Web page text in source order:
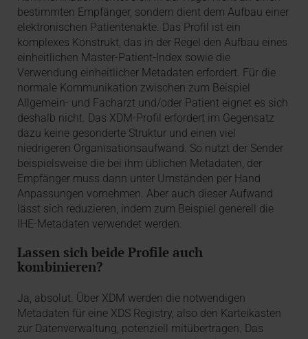
bestimmten Empfänger, sondern dient dem Aufbau einer
elektronischen Patientenakte. Das Profil ist ein
komplexes Konstrukt, das in der Regel den Aufbau eines
einheitlichen Master-Patient-Index sowie die
Verwendung einheitlicher Metadaten erfordert. Für die
normale Kommunikation zwischen zum Beispiel
Allgemein- und Facharzt und/oder Patient eignet es sich
deshalb nicht. Das XDM-Profil erfordert im Gegensatz
dazu keine gesonderte Struktur und einen viel
niedrigeren Organisationsaufwand. So nutzt der Sender
beispielsweise die bei ihm üblichen Metadaten, der
Empfänger muss dann unter Umständen per Hand
Anpassungen vornehmen. Aber auch dieser Aufwand
lässt sich reduzieren, indem zum Beispiel generell die
IHE-Metadaten verwendet werden.
Lassen sich beide Profile auch
kombinieren?
Ja, absolut. Über XDM werden die notwendigen
Metadaten für eine XDS Registry, also den Karteikasten
zur Datenverwaltung, potenziell mitübertragen. Das